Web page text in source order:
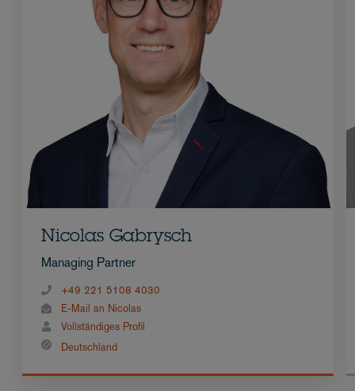
Nicolas Gabrysch
Managing Partner
+49 221 5108 4030
E-Mail an Nicolas
Vollständiges Profil
Deutschland